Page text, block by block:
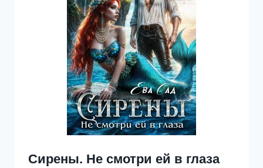
Сирены. Не смотри ей в глаза